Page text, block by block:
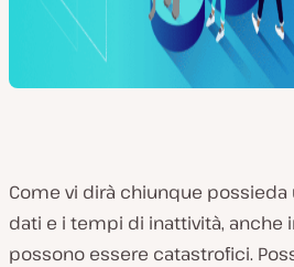
Come vi dirà chiunque possieda
dati e i tempi di inattività, anche
possono essere catastrofici.